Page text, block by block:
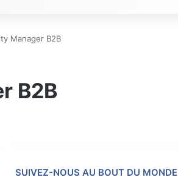
Manager B2B
B2B
SUIVEZ-NOUS AU BOUT DU MONDE